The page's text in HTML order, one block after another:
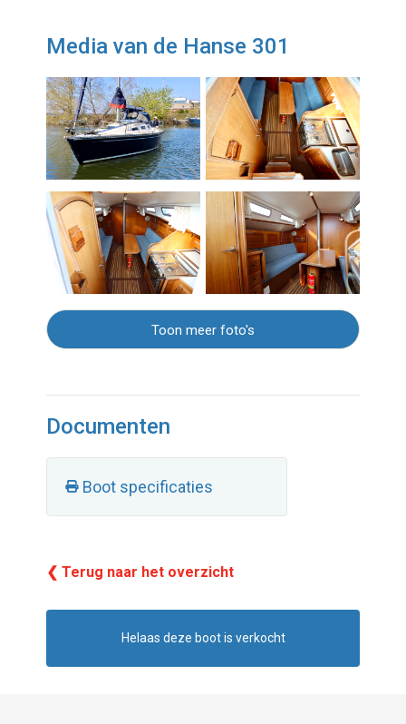
Media van de Hanse 301
Toon meer foto's
Documenten
Boot specificaties
❮ Terug naar het overzicht
Helaas deze boot is verkocht